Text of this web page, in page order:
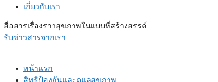
เกี่ยวกับเรา
สื่อสารเรื่องราวสุขภาพในแบบที่สร้างสรรค์
รับข่าวสารจากเรา
หน้าแรก
สิทธิป้องกันและดูแลสุขภาพ